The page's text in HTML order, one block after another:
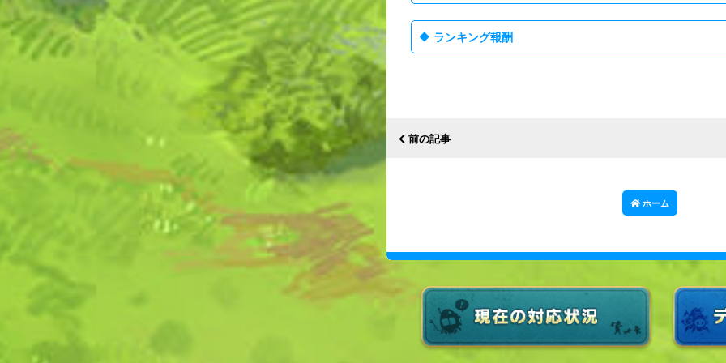
ランキング報酬
前の記事
ホーム